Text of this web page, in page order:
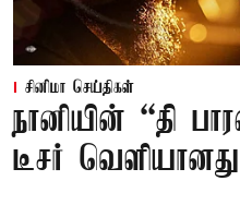
சினிமா செய்திகள்
நானியின் “தி
டீசர் வெளியானது